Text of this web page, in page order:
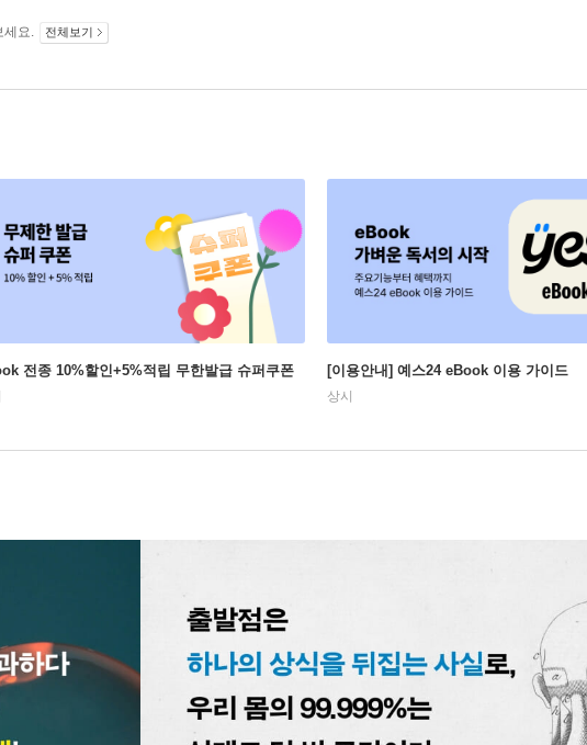
세요. 전체보기
전종 10%할인+5%적립 무한발급 슈퍼쿠폰 [이용안내] 예스24 eBook 이용 가이드
상시